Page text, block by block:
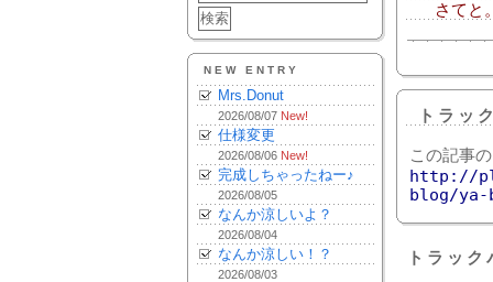
NEW ENTRY
Mrs.Donut
2026/08/07 New!
仕様変更
2026/08/06 New!
完成しちゃったねー♪
2026/08/05
なんか涼しいよ？
2026/08/04
なんか涼しい！？
2026/08/03
さてと
トラッ
この記事
http://
blog/ya-
トラッ